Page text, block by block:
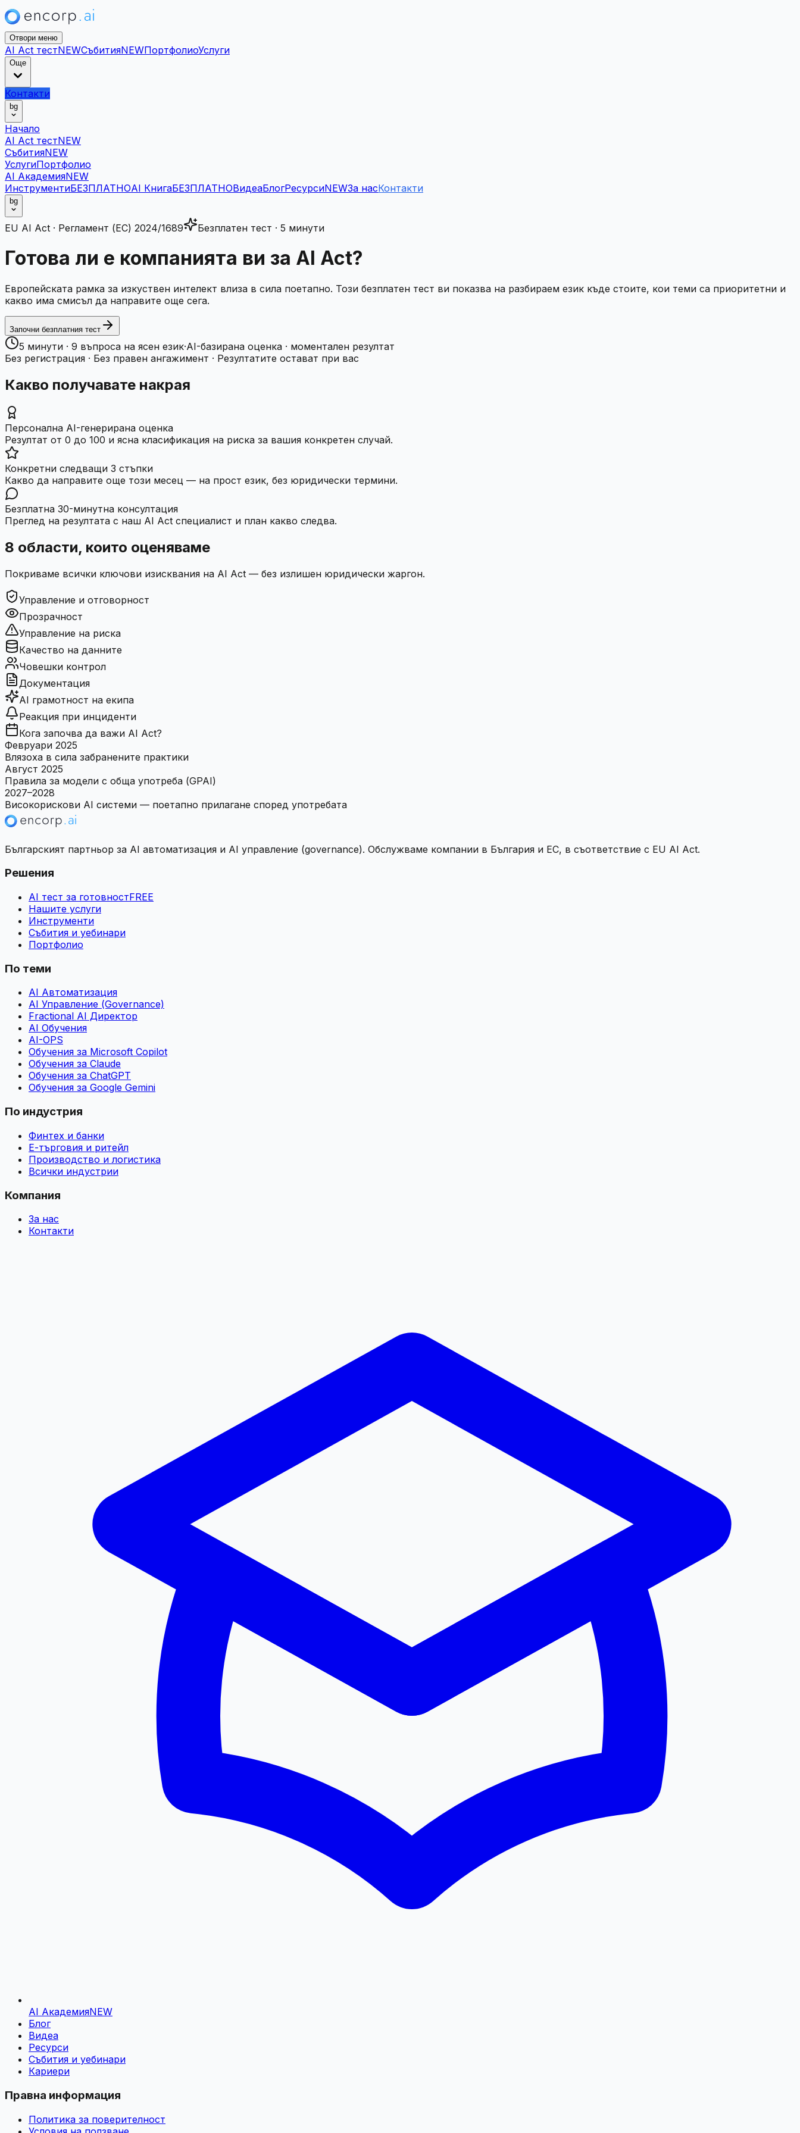
Отвори меню
AI Act тестNEWСъбитияNEWПортфолиоУслуги
Още
Контакти
bg
Начало
AI Act тестNEW
СъбитияNEW
УслугиПортфолио
AI АкадемияNEW
ИнструментиБЕЗПЛАТНОAI КнигаБЕЗПЛАТНОВидеаБлогРесурсиNEWЗа насКонтакти
bg
EU AI Act · Регламент (ЕС) 2024/1689 Безплатен тест · 5 минути
Готова ли е компанията ви за AI Act?
Европейската рамка за изкуствен интелект влиза в сила поетапно. Този безплатен тест ви показва на разбираем език къде стоите, кои теми са приоритетни и
какво има смисъл да направите още сега.
Започни безплатния тест
5 минути · 9 въпроса на ясен език·AI-базирана оценка · моментален резултат
Без регистрация · Без правен ангажимент · Резултатите остават при вас
Какво получавате накрая
Персонална AI-генерирана оценка
Резултат от 0 до 100 и ясна класификация на риска за вашия конкретен случай.
Конкретни следващи 3 стъпки
Какво да направите още този месец — на прост език, без юридически термини.
Безплатна 30-минутна консултация
Преглед на резултата с наш AI Act специалист и план какво следва.
8 области, които оценяваме
Покриваме всички ключови изисквания на AI Act — без излишен юридически жаргон.
Управление и отговорност
Прозрачност
Управление на риска
Качество на данните
Човешки контрол
Документация
AI грамотност на екипа
Реакция при инциденти
Кога започва да важи AI Act?
Февруари 2025
Влязоха в сила забранените практики
Август 2025
Правила за модели с обща употреба (GPAI)
2027–2028
Високорискови AI системи — поетапно прилагане според употребата
Българският партньор за AI автоматизация и AI управление (governance). Обслужваме компании в България и ЕС, в съответствие с EU AI Act.
Решения
AI тест за готовностFREE
Нашите услуги
Инструменти
Събития и уебинари
Портфолио
По теми
AI Автоматизация
AI Управление (Governance)
Fractional AI Директор
AI Обучения
AI-OPS
Обучения за Microsoft Copilot
Обучения за Claude
Обучения за ChatGPT
Обучения за Google Gemini
По индустрия
Финтех и банки
Е-търговия и ритейл
Производство и логистика
Всички индустрии
Компания
За нас
Контакти
AI АкадемияNEW
Блог
Видеа
Ресурси
Събития и уебинари
Кариери
Правна информация
Политика за поверителност